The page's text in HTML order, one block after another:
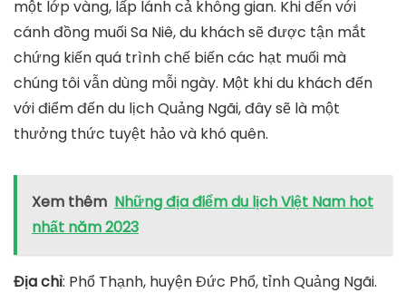
một lớp vàng, lấp lánh cả không gian. Khi đến với
cánh đồng muối Sa Niê, du khách sẽ được tận mắt
chứng kiến quá trình chế biến các hạt muối mà
chúng tôi vẫn dùng mỗi ngày. Một khi du khách đến
với điểm đến du lịch Quảng Ngãi, đây sẽ là một
thưởng thức tuyệt hảo và khó quên.
Xem thêm Những địa điểm du lịch Việt Nam hot
nhất năm 2023
Địa chỉ: Phổ Thạnh, huyện Đức Phổ, tỉnh Quảng Ngãi.